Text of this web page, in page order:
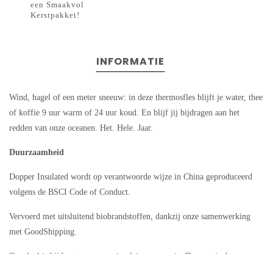
een Smaakvol
Kerstpakket!
INFORMATIE
Wind, hagel of een meter sneeuw: in deze thermosfles blijft je water, thee
of koffie 9 uur warm of 24 uur koud. En blijf jij bijdragen aan het
redden van onze oceanen. Het. Hele. Jaar.
Duurzaamheid
Dopper Insulated wordt op verantwoorde wijze in China geproduceerd
volgens de BSCI Code of Conduct.
Vervoerd met uitsluitend biobrandstoffen, dankzij onze samenwerking
met GoodShipping.